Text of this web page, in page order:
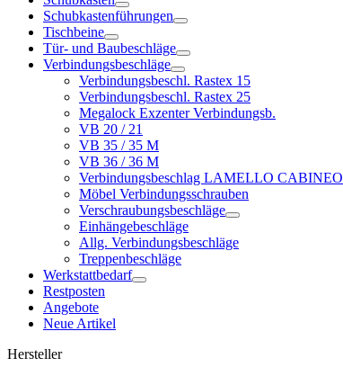
Schubkastenführungen
Tischbeine
Tür- und Baubeschläge
Verbindungsbeschläge
Verbindungsbeschl. Rastex 15
Verbindungsbeschl. Rastex 25
Megalock Exzenter Verbindungsb.
VB 20 / 21
VB 35 / 35 M
VB 36 / 36 M
Verbindungsbeschlag LAMELLO CABINEO
Möbel Verbindungsschrauben
Verschraubungsbeschläge
Einhängebeschläge
Allg. Verbindungsbeschläge
Treppenbeschläge
Werkstattbedarf
Restposten
Angebote
Neue Artikel
Hersteller